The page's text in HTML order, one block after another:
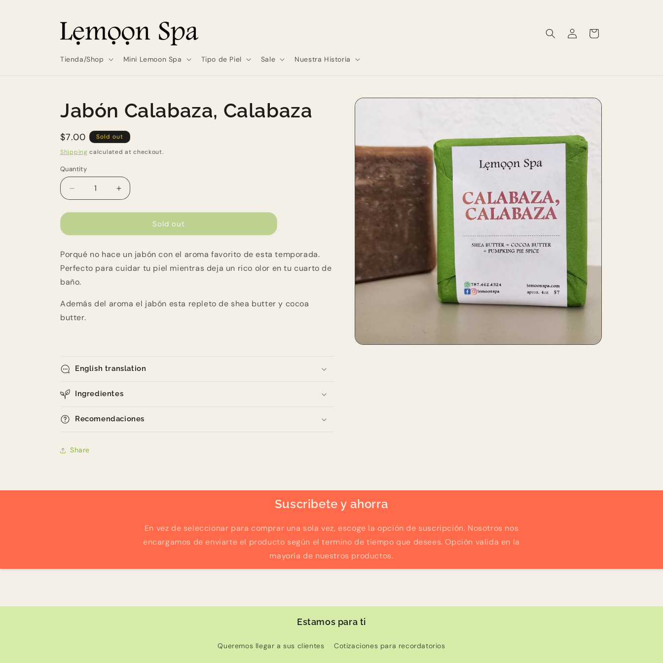
Tienda/Shop Mini Lemoon Spa Tipo de Piel Sale Nuestra Historia
in
Cart
Skip to
Jabón Calabaza, Calabaza
Regular
price
$7.00
Sold out
Shipping calculated at checkout.
Quantity
Quantity
Decrease
quantity
for
Calabaza,
Increase
quantity
for
Calabaza,
Sold out
Porqué no hace un jabón con el aroma favorito de esta temporada.
Perfecto para cuidar tu piel mientras deja un rico olor en tu cuarto de
baño.
Además del aroma el jabón esta repleto de shea butter y cocoa
butter.
English translation
Ingredientes
Recomendaciones
Share
Suscribete y ahorra
En vez de seleccionar para comprar una sola vez, escoge la opción de suscripción. Nosotros nos
encargamos de enviarte el producto según el termino de tiempo que desees. Opción valida en la
mayoría de nuestros productos.
Estamos para ti
Queremos llegar a sus clientes Cotizaciones para recordatorios